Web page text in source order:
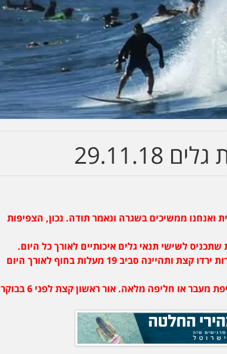
ממשיכים בשגרה ונאמר תודה. נכון, הצפיפות
לשישי תנאי גלים איכותיים לאורך כל היום.
האנרגיה תשמר לשבת ותמשיך לראשון. הטמפרטורות ירדו קצת ותהיינה סביב 19 מעלות בחוף לאורך היום
מי הים קצת פחות מ23 מעלות ומתאים לווסט לחליפת מעבר או חליפה מלאה. אור ראשון קצת לפני 6 בבוקר